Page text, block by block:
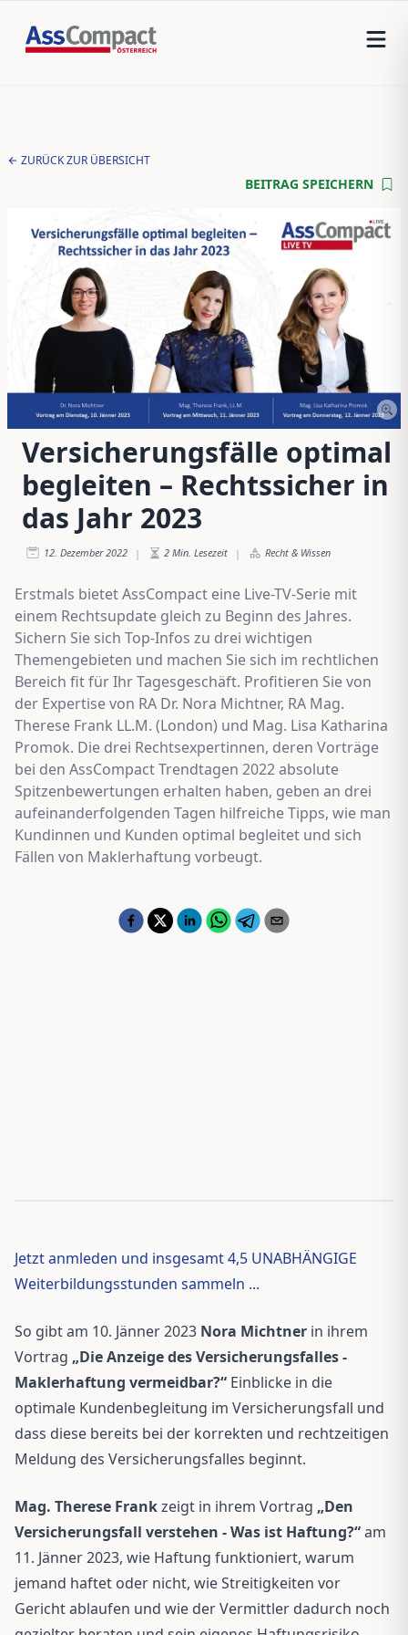
ZURÜCK ZUR ÜBERSICHT
BEITRAG SPEICHERN
Versicherungsfälle optimal
begleiten – Rechtssicher in
das Jahr 2023
12. Dezember 2022 | 2 Min. Lesezeit | Recht & Wissen
Erstmals bietet AssCompact eine Live-TV-Serie mit
einem Rechtsupdate gleich zu Beginn des Jahres.
Sichern Sie sich Top-Infos zu drei wichtigen
Themengebieten und machen Sie sich im rechtlichen
Bereich fit für Ihr Tagesgeschäft. Profitieren Sie von
der Expertise von RA Dr. Nora Michtner, RA Mag.
Therese Frank LL.M. (London) und Mag. Lisa Katharina
Promok. Die drei Rechtsexpertinnen, deren Vorträge
bei den AssCompact Trendtagen 2022 absolute
Spitzenbewertungen erhalten haben, geben an drei
aufeinanderfolgenden Tagen hilfreiche Tipps, wie man
Kundinnen und Kunden optimal begleitet und sich
Fällen von Maklerhaftung vorbeugt.
Jetzt anmleden und insgesamt 4,5 UNABHÄNGIGE
Weiterbildungsstunden sammeln ...
So gibt am 10. Jänner 2023 Nora Michtner in ihrem
Vortrag „Die Anzeige des Versicherungsfalles -
Maklerhaftung vermeidbar?“ Einblicke in die
optimale Kundenbegleitung im Versicherungsfall und
dass diese bereits bei der korrekten und rechtzeitigen
Meldung des Versicherungsfalles beginnt.
Mag. Therese Frankzeigt in ihrem Vortrag „Den
Versicherungsfall verstehen - Was ist Haftung?“am
11. Jänner 2023, wie Haftung funktioniert, warum
jemand haftet oder nicht, wie Streitigkeiten vor
Gericht ablaufen und wie der Vermittler dadurch noch